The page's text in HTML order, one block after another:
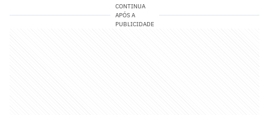
CONTINUA
APÓS A
PUBLICIDADE